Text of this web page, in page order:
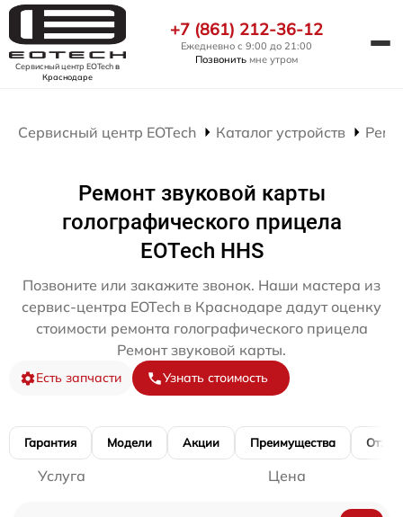
Сервисный центр EOTechв
Краснодаре
+7 (861) 212-36-12
Ежедневно с 9:00 до 21:00
Позвонить мне утром
Сервисный центр EOTech Каталог устройств
Ремонт звуковой карты
голографического прицела
EOTech HHS
Позвоните или закажите звонок. Наши мастера из
сервис-центра EOTech в Краснодаре дадут оценку
стоимости ремонта голографического прицела
Ремонт звуковой карты.
Есть запчасти Узнать стоимость
Гарантия Модели Акции Преимущества
Услуга Цена